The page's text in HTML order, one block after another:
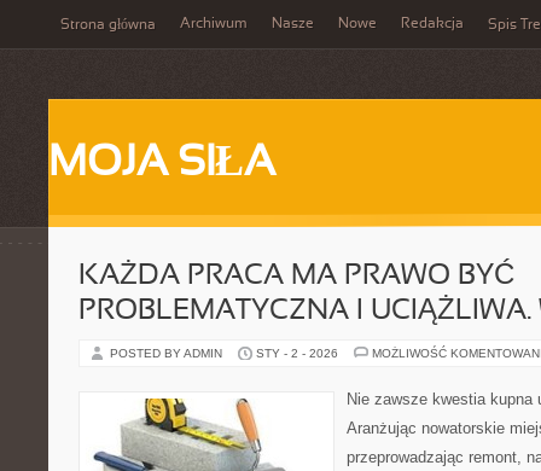
Strona główna Archiwum Nasze Nowe Redakcja Spis
MOJA SIŁA
KAŻDA PRACA MA PRAWO BYĆ
PROBLEMATYCZNA I UCIĄŻLIWA.
POSTED BY ADMIN STY - 2 - 2026 MOŻLIWOŚĆ
Nie zawsze kwestia kupna
Aranżując nowatorskie
przeprowadzając remont,